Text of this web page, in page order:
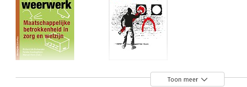
Straatpolitiek Toon meer